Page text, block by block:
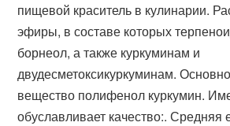
пищевой краситель в кулинарии.
эфиры, в составе которых
борнеол, а также куркуминам и
двудесметоксикуркуминам.
вещество полифенол куркумин.
обуславливает качество:. Средняя